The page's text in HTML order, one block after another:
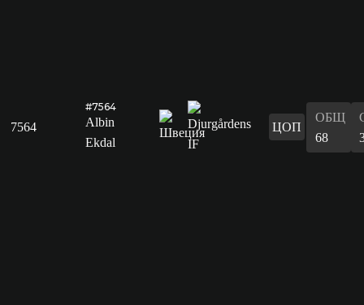
7564
#7564
Albin
Ekdal
ЦОП
ОБЩ
68